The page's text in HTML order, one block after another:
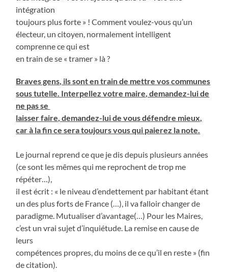
intégration
toujours plus forte » ! Comment voulez-vous qu’un
électeur, un citoyen, normalement intelligent
comprenne ce qui est
en train de se « tramer » là ?
Braves gens, ils sont en train de mettre vos communes
sous tutelle. Interpellez votre maire, demandez-lui de
ne pas se
laisser faire, demandez-lui de vous défendre mieux,
car à la fin ce sera toujours vous qui paierez la note.
Le journal reprend ce que je dis depuis plusieurs années
(ce sont les mêmes qui me reprochent de trop me
répéter…),
il est écrit : « le niveau d’endettement par habitant étant
un des plus forts de France (…), il va falloir changer de
paradigme. Mutualiser d’avantage(…) Pour les Maires,
c’est un vrai sujet d’inquiétude. La remise en cause de
leurs
compétences propres, du moins de ce qu’il en reste » (fin
de citation).